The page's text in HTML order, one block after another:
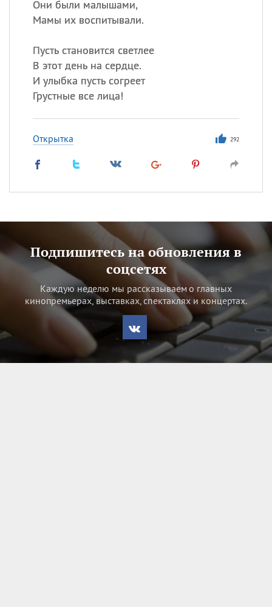
Они были малышами,
Мамы их воспитывали.
Пусть становится светлее
В этот день на сердце.
И улыбка пусть согреет
Грустные все лица!
Открытка 292
Подпишитесь на обновления в
соцсетях
Каждую неделю мы рассказываем о главных
кинопремьерах, выставках, спектаклях и концертах.